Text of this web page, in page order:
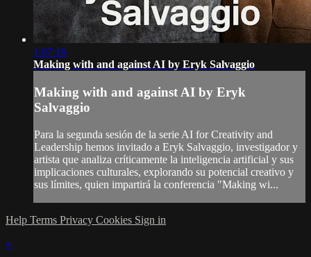
1:07:16
Making with and against AI by Eryk Salvaggio
Making with and against AI by Eryk
Salvaggio
Para la segunda sesión de la serie AI for Creativity and
Leadership hemos invitado a Eryk Salvaggio, investigador y
artista que analiza críticamente la inteligencia artificial y sus
implicaciones culturales, explorando su potencial creativo y
sus límites, quien impartirá la conferencia "Making wi...
Help Terms Privacy Cookies Sign in
×